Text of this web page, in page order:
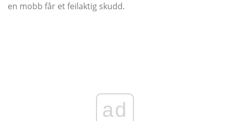
en mobb får et feilaktig skudd.
ad